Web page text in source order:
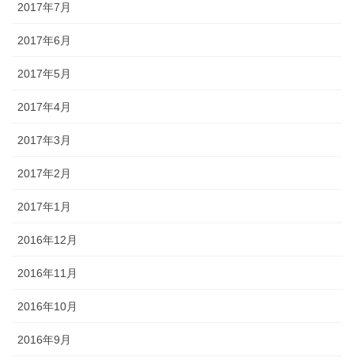
2017年7月
2017年6月
2017年5月
2017年4月
2017年3月
2017年2月
2017年1月
2016年12月
2016年11月
2016年10月
2016年9月